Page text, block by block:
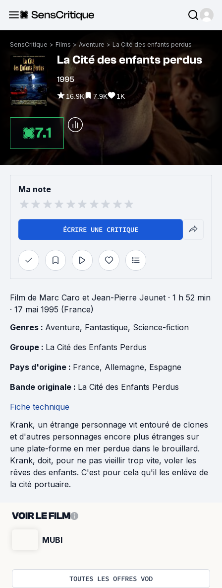
SensCritique > Films > Aventure > La Cité des enfants perdus
La Cité des enfants perdus
1995
16.9K 7.9K 1K
7.1
Ma note
ÉCRIRE UNE CRITIQUE
Film de Marc Caro et Jean-Pierre Jeunet · 1 h 52 min
· 17 mai 1995 (France)
Genres : Aventure, Fantastique, Science-fiction
Groupe : La Cité des Enfants Perdus
Pays d'origine : France, Allemagne, Espagne
Bande originale : La Cité des Enfants Perdus
Fiche technique
Krank, un étrange personnage vit entouré de clones
et d'autres personnages encore plus étranges sur
une plate-forme en mer perdue dans le brouillard.
Krank, doit, pour ne pas vieillir trop vite, voler les
rêves des enfants. C'est pour cela qu'il les enléve de
la cité portuaire.
VOIR LE FILM
MUBI
TOUTES LES OFFRES VOD